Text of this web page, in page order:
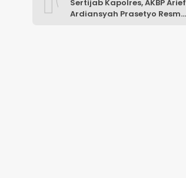
Sertijab Kapolres, AKBP Arief
Ardiansyah Prasetyo Resmi